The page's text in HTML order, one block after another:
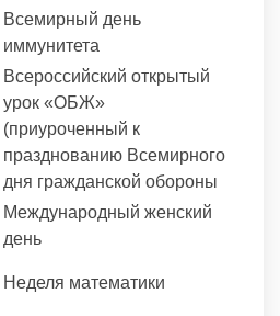
Всемирный день
иммунитета
Всероссийский открытый
урок «ОБЖ»
(приуроченный к
празднованию Всемирного
дня гражданской обороны
Международный женский
день
Неделя математики